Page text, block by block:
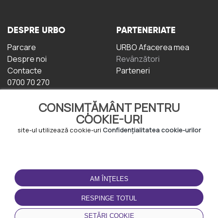
CONSIMȚĂMÂNT PENTRU
COOKIE-URI
site-ul utilizează cookie-uri Confidențialitatea cookie-urilor
AM ÎNŢELES
RESPINGE TOTUL
SETĂRI COOKIE
DESPRE URBO
Parcare
Despre noi
Contacte
0700 70 270
PARTENERIATE
URBO Afacerea mea
Revânzători
Parteneri
TERMENI DE UTILIZARE
Termeni și condiții
Politica de
Confidențialitate
Politica de cookie-uri
DESCĂRCAȚI
APLICAȚIA